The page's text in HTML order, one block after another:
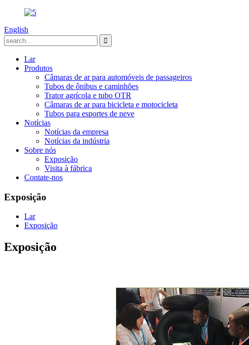
English
Lar
Produtos
Câmaras de ar para automóveis de passageiros
Tubos de ônibus e caminhões
Trator agrícola e tubo OTR
Câmaras de ar para bicicleta e motocicleta
Tubos para esportes de neve
Notícias
Notícias da empresa
Notícias da indústria
Sobre nós
Exposição
Visita à fábrica
Contate-nos
Exposição
Lar
Exposição
Exposição